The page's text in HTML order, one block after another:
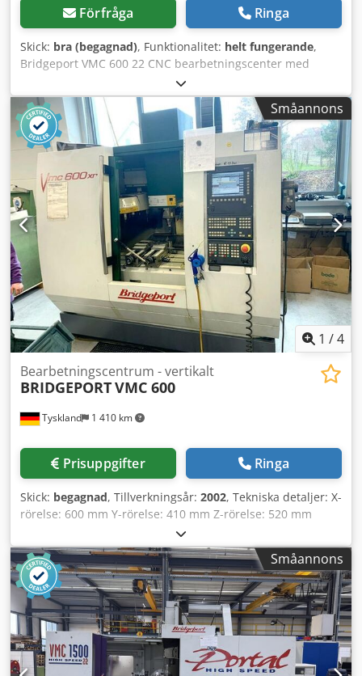
Förfråga Ringa
Skick: bra (begagnad), Funktionalitet: helt fungerande,
Bridgeport VMC 600 22 CNC bearbetningscenter med
Heidenhain TNC 410 / 426 styrsystem -X-axel förflyttning:
600 mm -Y-axel förflyttning: 410 mm -Z-axel förflyttning:
520 mm -Bordbelastning: 500 kg -Spindelinfästning: SK 40
ISO/BT -Spindeleffekt: 8,5 kW -Varvtal / Intervall: 40 till 6000
rpm -Verktygsväxlare: 22 platser -Antal styrda axlar: 3 -
Tillverkningsår: 2000 -Längd: 2800 mm -Bredd: 2050 mm
Dsdszhg Rijpfx Apbowa -Höjd: 2300 mm -Vikt ca: 2500 kg
Småannons
1 /4
Tyskland 1 410 km
Bearbetningscentrum - vertikalt
BRIDGEPORTVMC 600
Prisuppgifter Ringa
Skick: begagnad, Tillverkningsår: 2002, Tekniska detaljer: X-
rörelse: 600 mm Y-rörelse: 410 mm Z-rörelse: 520 mm
Verktygsväxlare: 16 Varvtal: 8000 varv/min Styrsystem:
SIEMENS 810 shopmill Bordets uppspänningsyta: 840 x 420
mm Snabbgående X- och Y-axel: 36 m/min Snabbgående Z-
axel: 20 m/min Spindelupptagning ISO: SK 40
Spindelmotor: 15 kW Maskinvikt ca: 2,5 t Utrymmesbehov
ca LxBxH: 2,2 x 2,3 x 2,3 m Vertikalt bearbetningscentrum,
elektroniskt handratt, Dedpfx Ajviwg Uspbewa ingen
spåntransportör, känd defekt: Styrningen startar inte helt –
specialpris
Småannons